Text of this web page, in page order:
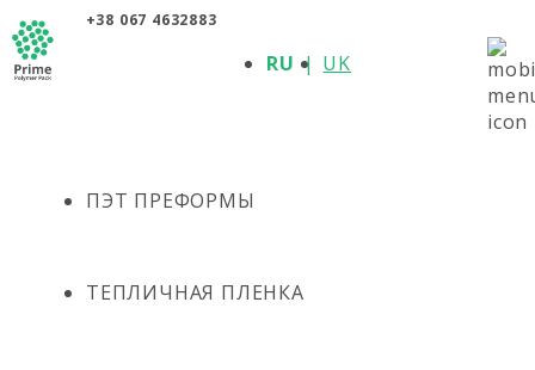
+38 067 4632883
RU UK
ПЭТ ПРЕФОРМЫ
ТЕПЛИЧНАЯ ПЛЕНКА
О КОМПАНИИ
ПРОДУКЦИЯ